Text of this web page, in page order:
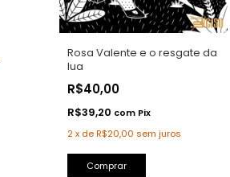
Rosa Valente e o resgate da
lua
R$40,00
R$39,20 com Pix
2x deR$20,00 sem juros
Comprar